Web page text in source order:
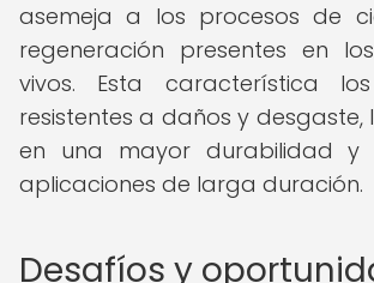
asemeja a los procesos de
regeneración presentes en
vivos. Esta característica
resistentes a daños y desgaste,
en una mayor durabilidad y
aplicaciones de larga duración.
Desafíos y